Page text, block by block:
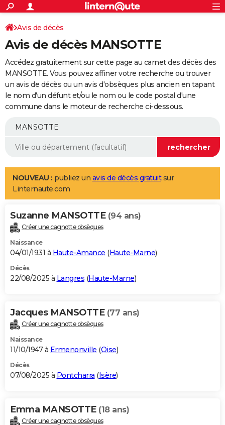
ACTUALITÉS
Politique
Société
Faits Divers
Education
Monde
Villes
+
SPORT
Coupe du monde 2026
Football
Tennis
Cyclisme
Rugby
Forum
Programme TV
TNT
Streaming
Cinéma
Sorties cinéma
Musique
+
FINANCE
Impôts
Immobilier
Risques naturels par ville
Banque
Assurance
Crédit
AUTO
Essais
Réserver un essai
Citadines
Berlines
SUV
Forum auto
+
Mobiles
Meilleur smartphone
Internet
Ordinateurs
Jeux vidéo
Guide high-tech
Aménagement intérieur
LIFESTYLE
Art de vivre
Bien-être
Loisirs
Mode
Modes de vie
Alimentation
Guide de la santé
Maladies
Médicaments
Sommeil
VOYAGE
Destinations
City break
Voyage nature
Voyage de noces
Forum
Climat
+PHOTO
GUIDES D'ACHAT
BONS PLANS
Carte de Noël
Carte Bonne année
Carte Saint-Valentin
Carte Pâques
Carte d'anniversaire
DICTIONNAIRE
Dictionnaire
Biographies
Citations
Expressions
Proverbes
PROGRAMME TV
S'inscrire
Se connecter
Lycées
Collèges
Primaires
Universités
Entreprises
Service militaire
Avis de recherche
AVIS DE DÉCÈS
Bricolage
Lifestyle
Culture
Sport
Auto
Television
Voyage
Cinema
Avis de décès
Avis de décès MANSOTTE
Accédez gratuitement sur cette page au carnet des décès des
MANSOTTE. Vous pouvez affiner votre recherche ou trouver
un avis de décès ou un avis d'obsèques plus ancien en tapant
le nom d'un défunt et/ou le nom ou le code postal d'une
commune dans le moteur de recherche ci-dessous.
NOUVEAU : publiez un avis de décès gratuitsur
Linternaute.com
Suzanne MANSOTTE (94 ans)
Créer une cagnotte obsèques
Naissance
04/01/1931 à Haute-Amance (Haute-Marne)
Décès
22/08/2025 à Langres (Haute-Marne)
Jacques MANSOTTE (77 ans)
Créer une cagnotte obsèques
Naissance
11/10/1947 à Ermenonville (Oise)
Décès
07/08/2025 à Pontcharra (Isère)
Emma MANSOTTE (18 ans)
Créer une cagnotte obsèques